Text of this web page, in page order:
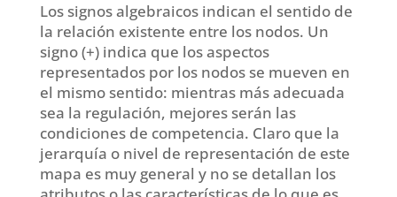
Los signos algebraicos indican el sentido de
la relación existente entre los nodos. Un
signo (+) indica que los aspectos
representados por los nodos se mueven en
el mismo sentido: mientras más adecuada
sea la regulación, mejores serán las
condiciones de competencia. Claro que la
jerarquía o nivel de representación de este
mapa es muy general y no se detallan los